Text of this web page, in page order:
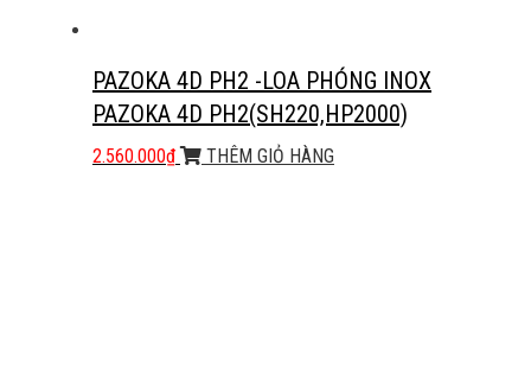
PAZOKA 4D PH2 -LOA PHÓNG INOX
PAZOKA 4D PH2(SH220,HP2000)
2.560.000₫ THÊM GIỎ HÀNG